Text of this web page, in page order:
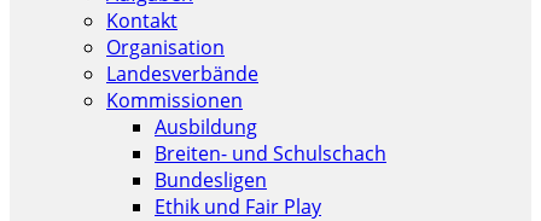
Kontakt
Organisation
Landesverbände
Kommissionen
Ausbildung
Breiten- und Schulschach
Bundesligen
Ethik und Fair Play